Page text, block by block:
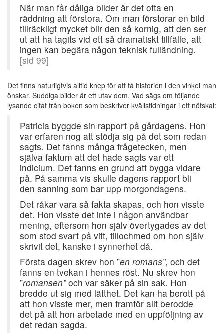
När man får dåliga bilder är det ofta en
räddning att förstora. Om man förstorar en bild
tillräckligt mycket blir den så kornig, att den ser
ut att ha tagits vid ett så dramatiskt tillfälle, att
ingen kan begära någon teknisk fulländning.
[sid 99]
Det finns naturligtvis alltid knep för att få historien i den vinkel man
önskar. Suddiga bilder är ett utav dem. Vad sägs om följande
lysande citat från boken som beskriver kvällstidningar i ett nötskal:
Patricia byggde sin rapport på gårdagens. Hon
var erfaren nog att stödja sig på det som redan
sagts. Det fanns många frågetecken, men
själva faktum att det hade sagts var ett
indicium. Det fanns en grund att bygga vidare
på. På samma vis skulle dagens rapport bli
den sanning som bar upp morgondagens.
Det råkar vara så fakta skapas, och hon visste
det. Hon visste det inte i någon användbar
mening, eftersom hon själv övertygades av det
som stod svart på vitt, tillochmed om hon själv
skrivit det, kanske i synnerhet då.
Första dagen skrev hon ”en romans”, och det
fanns en tvekan i hennes röst. Nu skrev hon
”romansen”och var säker på sin sak. Hon
bredde ut sig med lätthet. Det kan ha berott på
att hon visste mer, men framför allt berodde
det på att hon arbetade med en uppföljning av
det redan sagda.